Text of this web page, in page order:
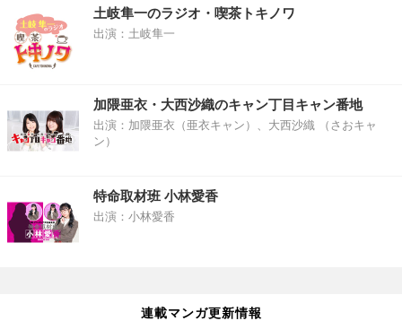
土岐隼一のラジオ・喫茶トキノワ
出演：土岐隼一
加隈亜衣・大西沙織のキャン丁目キャン番地
出演：加隈亜衣（亜衣キャン）、大西沙織 （さおキャ
ン）
特命取材班 小林愛香
出演：小林愛香
連載マンガ更新情報